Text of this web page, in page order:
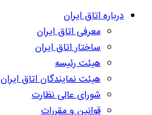
درباره اتاق ایران
معرفی اتاق ایران
ساختار اتاق ایران
هیئت رئیسه
هیئت نمایندگان اتاق ایران
شورای عالی نظارت
قوانین و مقررات